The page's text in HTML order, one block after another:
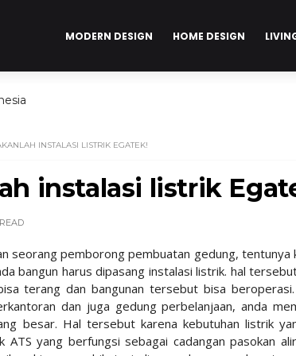
MODERN DESIGN HOME DESIGN
INSTALASI LISTRIK EGATEK!
instalasi listrik
READ
seorang pemborong pembuatan gedung,
bangun harus dipasang instalasi listrik. hal
terang dan bangunan tersebut bisa
dan juga gedung perbelanjaan, anda
besar. Hal tersebut karena kebutuhan listrik
ATS yang berfungsi sebagai cadangan pasokan